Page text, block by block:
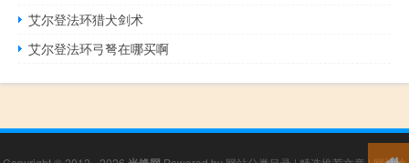
艾尔登法环猎犬剑术
艾尔登法环弓弩在哪买啊